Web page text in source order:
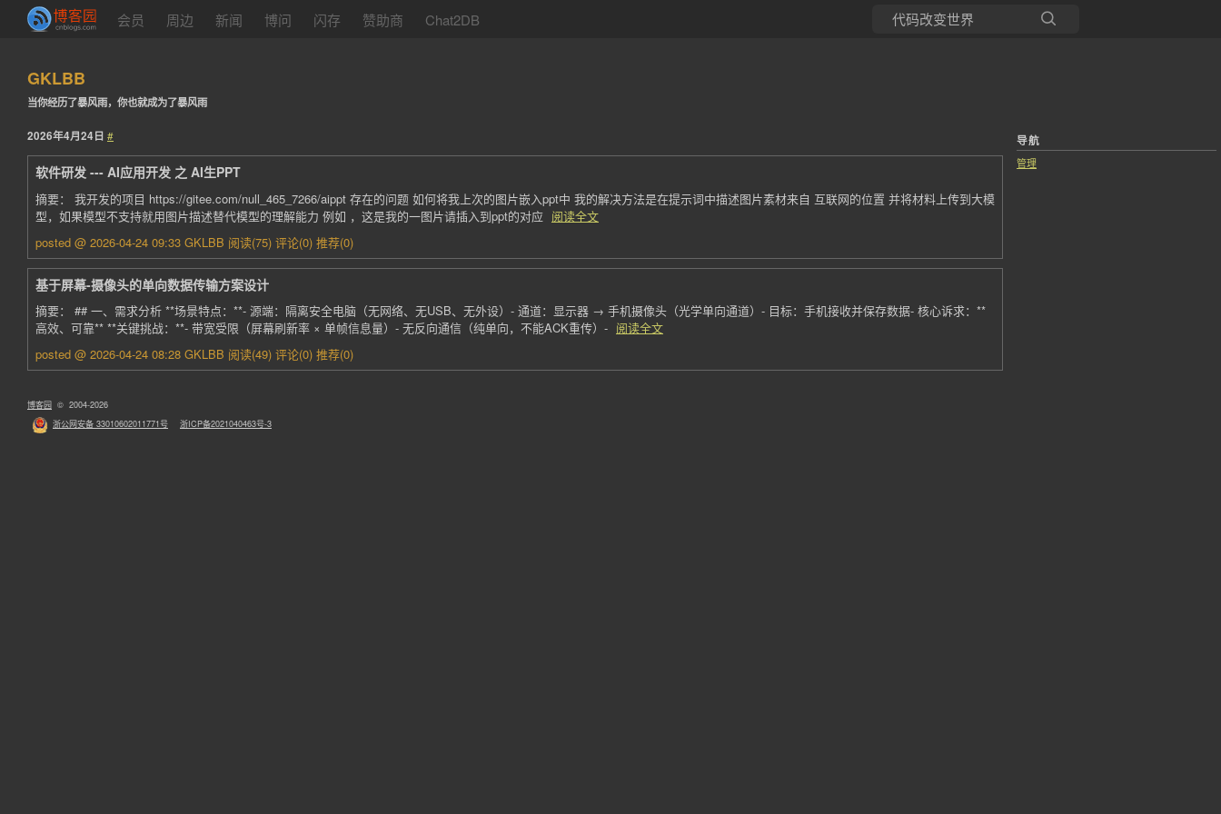
会员 周边 新闻 博问 闪存 赞助商 Chat2DB
GKLBB
当你经历了暴风雨，你也就成为了暴风雨
导航
管理
2026年4月24日 #
软件研发 --- AI应用开发 之 AI生PPT
摘要： 我开发的项目 https://gitee.com/null_465_7266/aippt 存在的问题 如何将我上次的图片嵌入ppt中 我的解决方法是在提示词中描述图片素材来自 互联网的位置 并将材料上传到大模
型，如果模型不支持就用图片描述替代模型的理解能力 例如 ，这是我的一图片请插入到ppt的对应 阅读全文
posted @ 2026-04-24 09:33 GKLBB 阅读(75) 评论(0) 推荐(0)
基于屏幕-摄像头的单向数据传输方案设计
摘要： ## 一、需求分析 **场景特点：**- 源端：隔离安全电脑（无网络、无USB、无外设）- 通道：显示器 → 手机摄像头（光学单向通道）- 目标：手机接收并保存数据- 核心诉求：**
高效、可靠** **关键挑战：**- 带宽受限（屏幕刷新率 × 单帧信息量）- 无反向通信（纯单向，不能ACK重传）- 阅读全文
posted @ 2026-04-24 08:28 GKLBB 阅读(49) 评论(0) 推荐(0)
博客园 © 2004-2026
浙公网安备 33010602011771号
浙ICP备2021040463号-3